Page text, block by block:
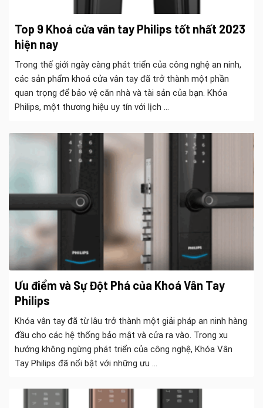
Top 9 Khoá cửa vân tay Philips tốt nhất 2023
hiện nay
Trong thế giới ngày càng phát triển của công nghệ an ninh,
các sản phẩm khoá cửa vân tay đã trở thành một phần
quan trọng để bảo vệ căn nhà và tài sản của bạn. Khóa
Philips, một thương hiệu uy tín với lịch ...
Ưu điểm và Sự Đột Phá của Khoá Vân Tay
Philips
Khóa vân tay đã từ lâu trở thành một giải pháp an ninh hàng
đầu cho các hệ thống bảo mật và cửa ra vào. Trong xu
hướng không ngừng phát triển của công nghệ, Khóa Vân
Tay Philips đã nổi bật với những ưu ...